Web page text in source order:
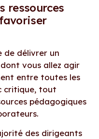
ressources
de délivrer un
vous allez agir
entre toutes les
critique, tout
pédagogiques
des dirigeants